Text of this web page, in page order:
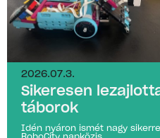
2026.07.3.
Sikeresen
táborok
Idén nyáron ismét nagy